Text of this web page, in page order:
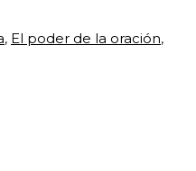
, El poder de la oración,